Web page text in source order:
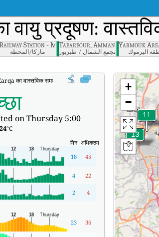
वायु प्रदूषण:
Station - Mahata, Amman
ﻣﺎرﻛﺎ/اﻟﻤﺤﻄﺔ
Tabarbour, Amman
مجمع الشمال / طبربور
Yarmouk
اليرموك
का वास्तविक समय वायु गुणवत्ता सूचकांक (AQI)।
on Thursday 5:00
24°C
मिन अधिकतम
18 45
4 22
2
4
23 36
+
−